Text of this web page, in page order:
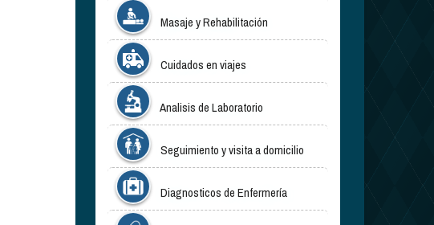
Masaje y Rehabilitación
Cuidados en viajes
Analisis de Laboratorio
Seguimiento y visita a domicilio
Diagnosticos de Enfermería